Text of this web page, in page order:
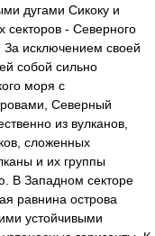
дугами Сикоку и
секторов - Северного
За исключением своей
собой сильно
моря с
Северный
из вулканов,
сложенных
и их группы
В Западном секторе
равнина острова
устойчивыми